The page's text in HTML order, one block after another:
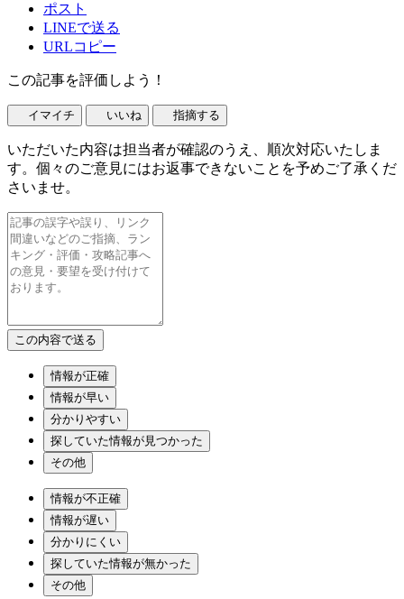
ポスト
LINEで送る
URLコピー
この記事を評価しよう！
イマイチ いいね 指摘する
いただいた内容は担当者が確認のうえ、順次対応いたしま
す。個々のご意見にはお返事できないことを予めご了承くだ
さいませ。
情報が正確
情報が早い
分かりやすい
探していた情報が見つかった
その他
情報が不正確
情報が遅い
分かりにくい
探していた情報が無かった
その他